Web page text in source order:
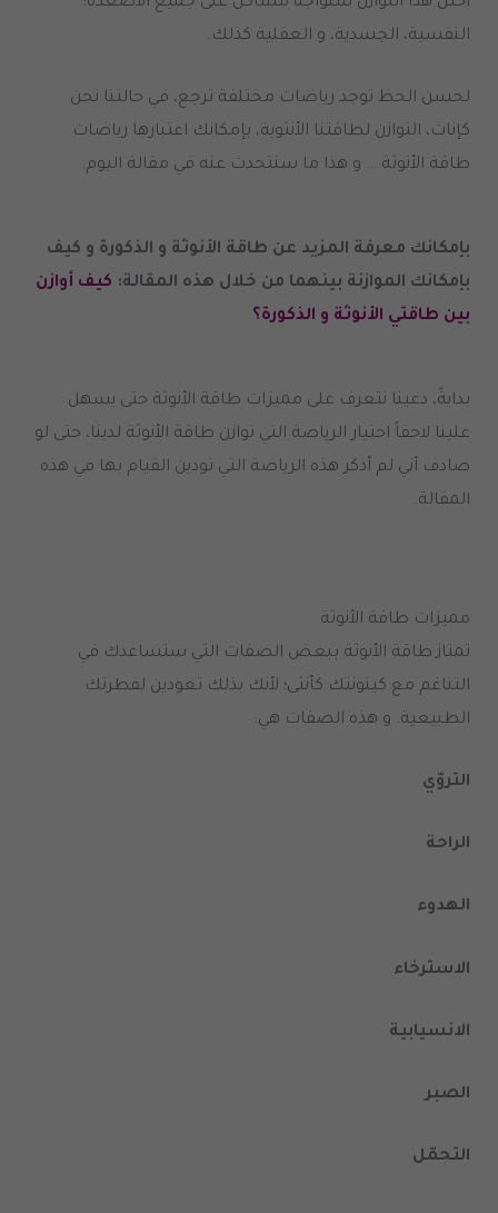
النفسية، الجسدية، و العقلية كذلك.
لحسن الحظ توجد رياضات مختلفة ترجع، في حالتنا نحن
كإناث، التوازن لطاقتنا الأنثوية، بإمكانك اعتبارها رياضات
طاقة الأنوثة … و هذا ما سنتحدث عنه في مقالة اليوم.
بإمكانك معرفة المزيد عن طاقة الأنوثة و الذكورة و كيف
بإمكانك الموازنة بينهما من خلال هذه المقالة: كيف أوازن
بين طاقتي الأنوثة و الذكورة؟
بدايةً، دعينا نتعرف على مميزات طاقة الأنوثة حتى يسهل
علينا لاحقاً اختيار الرياضة التي توازن طاقة الأنوثة لدينا، حتى لو
صادف أني لم أذكر هذه الرياضة التي تودين القيام بها في هذه
المقالة.
مميزات طاقة الأنوثة
تمتاز طاقة الأنوثة ببعض الصفات التي ستساعدك في
التناغم مع كينونتك كأنثى؛ لأنك بذلك تعودين لفطرتك
الطبيعية. و هذه الصفات هي:
التروّي
الراحة
الهدوء
الاسترخاء
الانسيابية
الصبر
التحمّل